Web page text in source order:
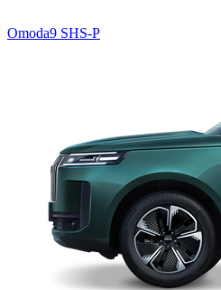
Omoda9 SHS-P